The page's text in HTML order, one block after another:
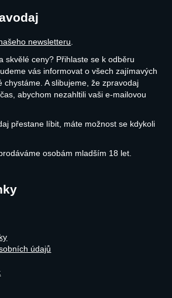
newsletteru
skvělé ceny? Přihlaste se k odběru
vás informovat o všech zajímavých
chystáme. A slibujeme, že zpravodaj
abychom nezahltili vaši e-mailovou
přestane líbit, máte možnost se kdykoli
osobám mladším 18 let.
údajů